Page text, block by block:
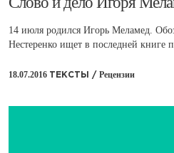
14 июля родился Игорь Меламед.
Нестеренко ищет в последней книге
18.07.2016 ТЕКСТЫ / Рецензии